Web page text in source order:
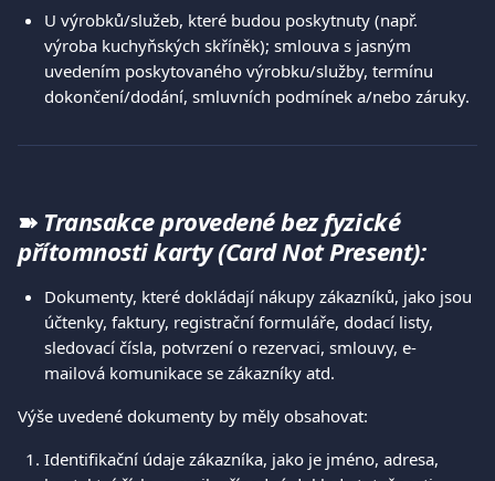
U výrobků/služeb, které budou poskytnuty (např.
výroba kuchyňských skříněk); smlouva s jasným
uvedením poskytovaného výrobku/služby, termínu
dokončení/dodání, smluvních podmínek a/nebo záruky.
➽ Transakce provedené bez fyzické
přítomnosti karty (Card Not Present):
Dokumenty, které dokládají nákupy zákazníků, jako jsou
účtenky, faktury, registrační formuláře, dodací listy,
sledovací čísla, potvrzení o rezervaci, smlouvy, e-
mailová komunikace se zákazníky atd.
Výše uvedené dokumenty by měly obsahovat:
Identifikační údaje zákazníka, jako je jméno, adresa,